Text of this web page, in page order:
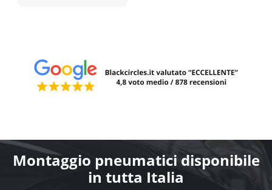
Montaggio pneumatici disponibile
in tutta Italia